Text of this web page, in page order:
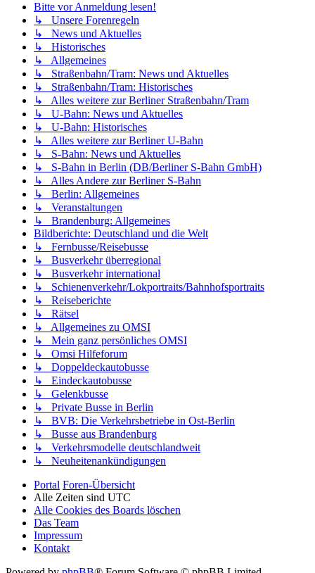
Bitte vor Anmeldung lesen!
↳ Unsere Forenregeln
↳ News und Aktuelles
↳ Historisches
↳ Allgemeines
↳ Straßenbahn/Tram: News und Aktuelles
↳ Straßenbahn/Tram: Historisches
↳ Alles weitere zur Berliner Straßenbahn/Tram
↳ U-Bahn: News und Aktuelles
↳ U-Bahn: Historisches
↳ Alles weitere zur Berliner U-Bahn
↳ S-Bahn: News und Aktuelles
↳ S-Bahn in Berlin (DB/Berliner S-Bahn GmbH)
↳ Alles Andere zur Berliner S-Bahn
↳ Berlin: Allgemeines
↳ Veranstaltungen
↳ Brandenburg: Allgemeines
Bildberichte: Deutschland und die Welt
↳ Fernbusse/Reisebusse
↳ Busverkehr überregional
↳ Busverkehr international
↳ Schienenverkehr/Lokportraits/Bahnhofsportraits
↳ Reiseberichte
↳ Rätsel
↳ Allgemeines zu OMSI
↳ Mein ganz persönliches OMSI
↳ Omsi Hilfeforum
↳ Doppeldeckautobusse
↳ Eindeckautobusse
↳ Gelenkbusse
↳ Private Busse in Berlin
↳ BVB: Die Verkehrsbetriebe in Ost-Berlin
↳ Busse aus Brandenburg
↳ Verkehrsmodelle deutschlandweit
↳ Neuheitenankündigungen
Portal Foren-Übersicht
Alle Zeiten sind UTC
Alle Cookies des Boards löschen
Das Team
Impressum
Kontakt